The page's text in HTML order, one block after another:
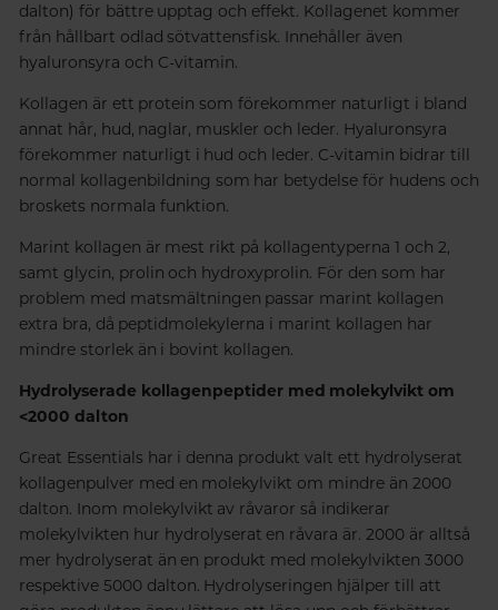
dalton) för bättre upptag och effekt. Kollagenet kommer
från hållbart odlad sötvattensfisk. Innehåller även
hyaluronsyra och C-vitamin.
Kollagen är ett protein som förekommer naturligt i bland
annat hår, hud, naglar, muskler och leder. Hyaluronsyra
förekommer naturligt i hud och leder. C-vitamin bidrar till
normal kollagenbildning som har betydelse för hudens och
broskets normala funktion.
Marint kollagen är mest rikt på kollagentyperna 1 och 2,
samt glycin, prolin och hydroxyprolin. För den som har
problem med matsmältningen passar marint kollagen
extra bra, då peptidmolekylerna i marint kollagen har
mindre storlek än i bovint kollagen.
Hydrolyserade kollagenpeptider med molekylvikt om
<2000 dalton
Great Essentials har i denna produkt valt ett hydrolyserat
kollagenpulver med en molekylvikt om mindre än 2000
dalton. Inom molekylvikt av råvaror så indikerar
molekylvikten hur hydrolyserat en råvara är. 2000 är alltså
mer hydrolyserat än en produkt med molekylvikten 3000
respektive 5000 dalton. Hydrolyseringen hjälper till att